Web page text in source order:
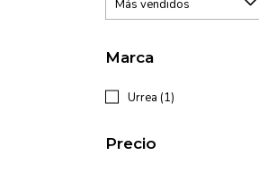
Marca
Urrea (1)
Precio